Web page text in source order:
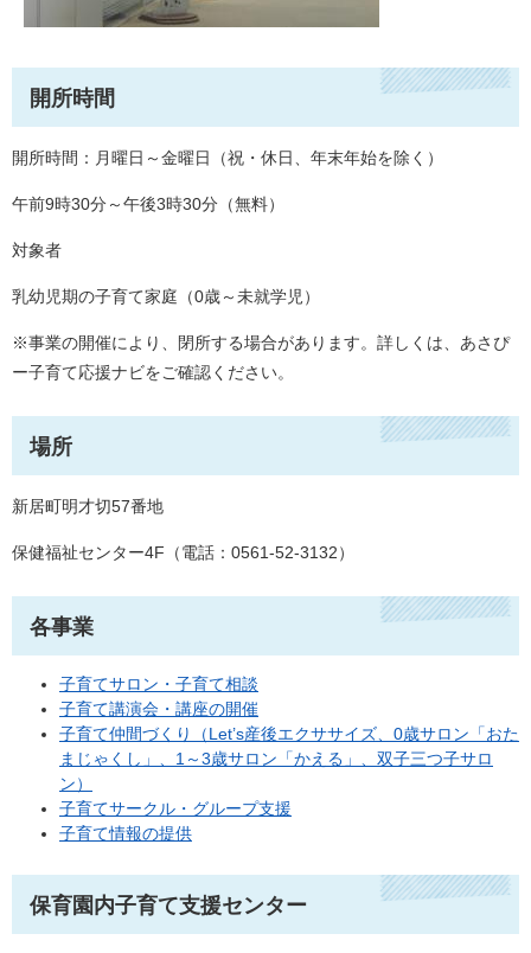
開所時間
開所時間：月曜日～金曜日（祝・休日、年末年始を除く）
午前9時30分～午後3時30分（無料）
対象者
乳幼児期の子育て家庭（0歳～未就学児）
※事業の開催により、閉所する場合があります。詳しくは、あさぴ
ー子育て応援ナビをご確認ください。
場所
新居町明才切57番地
保健福祉センター4F（電話：0561-52-3132）
各事業
子育てサロン・子育て相談
子育て講演会・講座の開催
子育て仲間づくり（Let’s産後エクササイズ、0歳サロン「おた
まじゃくし」、1～3歳サロン「かえる」、双子三つ子サロ
ン）
子育てサークル・グループ支援
子育て情報の提供
保育園内子育て支援センター